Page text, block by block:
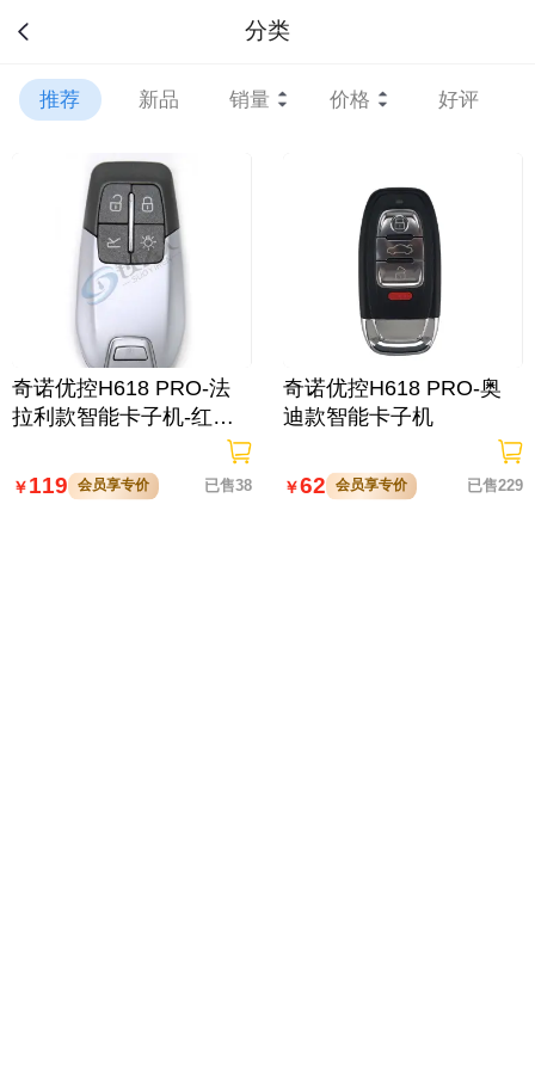
分类
推荐 新品 销量 价格 好评
奇诺优控H618 PRO-法
拉利款智能卡子机-红色
蓝色黑色可选 智能钥匙/
黑色款
￥119 会员享专价 已售38
奇诺优控H618 PRO-奥
迪款智能卡子机
￥62 会员享专价 已售229